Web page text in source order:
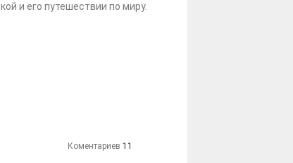
и его путешествии по миру.
Коментариев 11